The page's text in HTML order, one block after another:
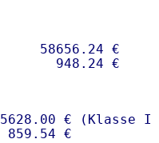
58656.24 €
€ (Klasse I)
€